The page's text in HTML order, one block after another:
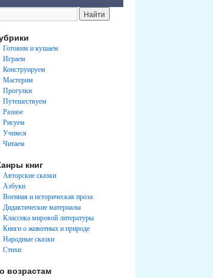
Готовим и кушаем
Играем
Конструируем
Мастерим
Прогулки
Путешествуем
Разное
Рисуем
Учимся
Читаем
книг
Авторские сказки
Азбуки
Военная и историческая проза
Дидактические материалы
Классика мировой литературы
Книги о животных и природе
Народные сказки
Стихи
возрастам